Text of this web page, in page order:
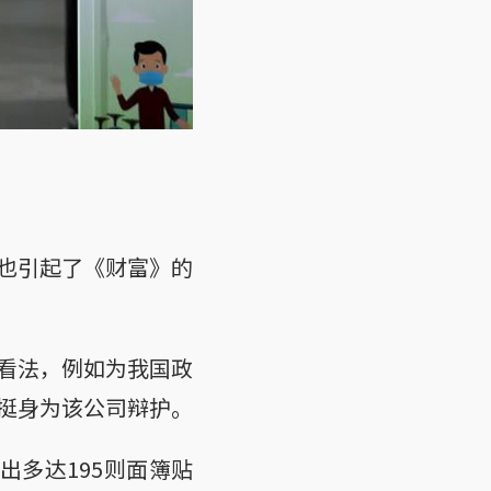
引起了《财富》的
法，例如为我国政
为该公司辩护。
多达195则面簿贴